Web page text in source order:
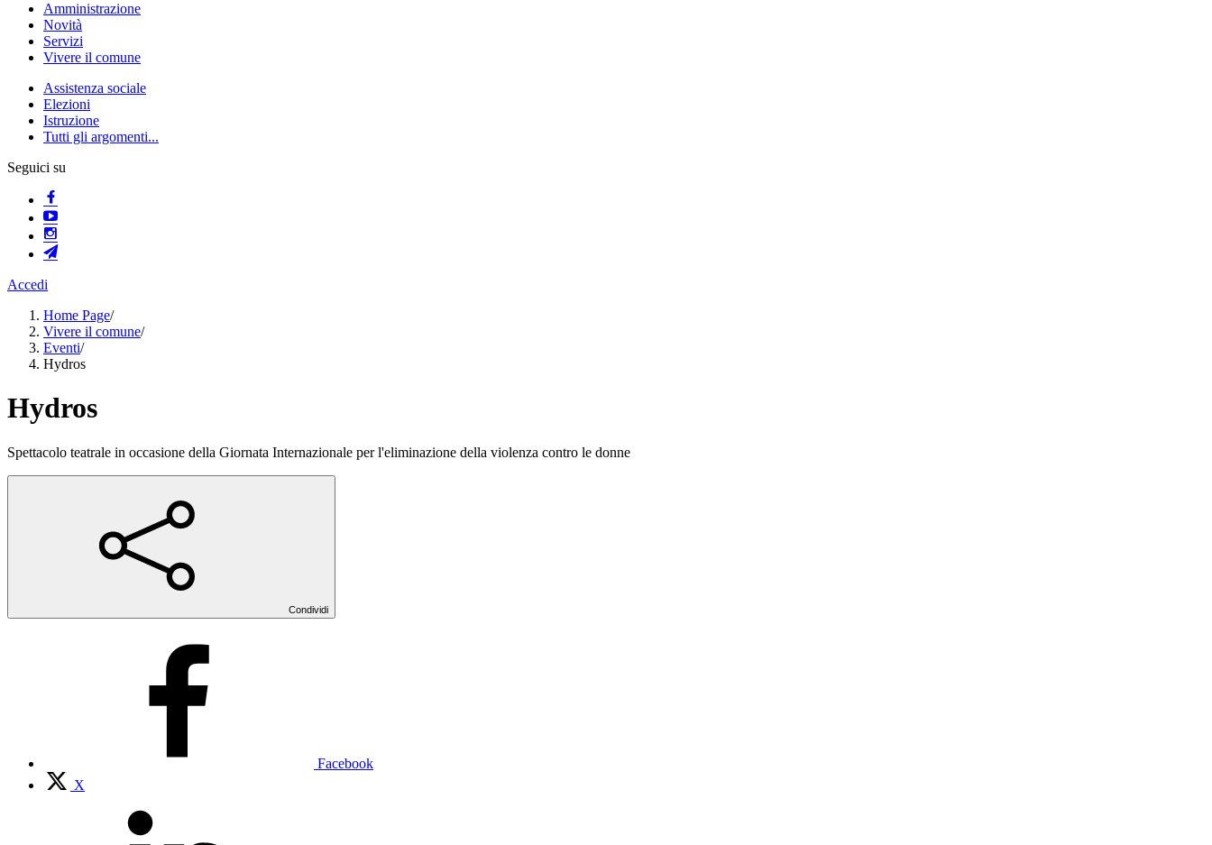
Amministrazione
Novità
Servizi
Vivere il comune
Assistenza sociale
Elezioni
Istruzione
Tutti gli argomenti...
Seguici su
Accedi
Home Page/
Vivere il comune/
Eventi/
Hydros
Hydros
Spettacolo teatrale in occasione della Giornata Internazionale per l'eliminazione della violenza contro le donne
Condividi
Facebook
X